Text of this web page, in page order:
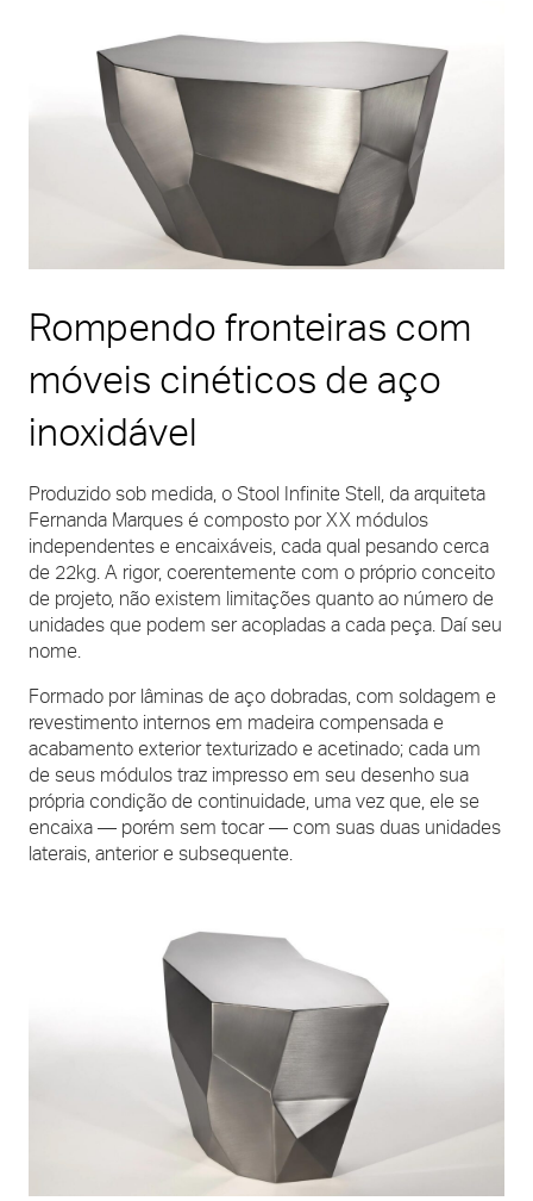
Rompendo fronteiras com
móveis cinéticos de aço
inoxidável
Produzido sob medida, o Stool Infinite Stell, da arquiteta
Fernanda Marques é composto por XX módulos
independentes e encaixáveis, cada qual pesando cerca
de 22kg. A rigor, coerentemente com o próprio conceito
de projeto, não existem limitações quanto ao número de
unidades que podem ser acopladas a cada peça. Daí seu
nome.
Formado por lâminas de aço dobradas, com soldagem e
revestimento internos em madeira compensada e
acabamento exterior texturizado e acetinado; cada um
de seus módulos traz impresso em seu desenho sua
própria condição de continuidade, uma vez que, ele se
encaixa — porém sem tocar — com suas duas unidades
laterais, anterior e subsequente.